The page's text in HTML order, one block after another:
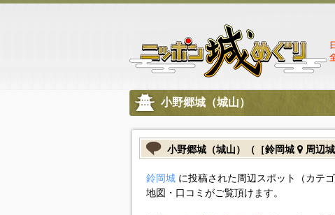
小野郷城（城山）
小野郷城（城山）（［鈴岡城 周辺城
鈴岡城に投稿された周辺スポット（カテ
地図・口コミがご覧頂けます。